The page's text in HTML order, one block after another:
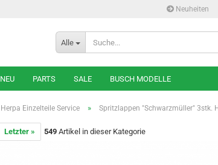
Neuheiten
Alle
NEU PARTS SALE BUSCH MODELLE
Herpa Einzelteile Service » Spritzlappen "Schwarzmüller" 3stk.
Letzter » 549 Artikel in dieser Kategorie